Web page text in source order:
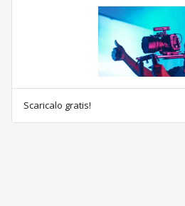
Scaricalo gratis!